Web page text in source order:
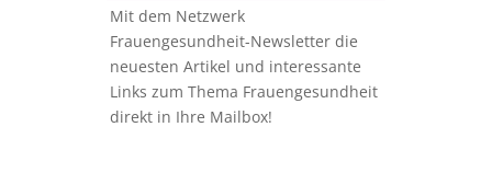
Mit dem Netzwerk
Frauengesundheit-Newsletter die
neuesten Artikel und interessante
Links zum Thema Frauengesundheit
direkt in Ihre Mailbox!